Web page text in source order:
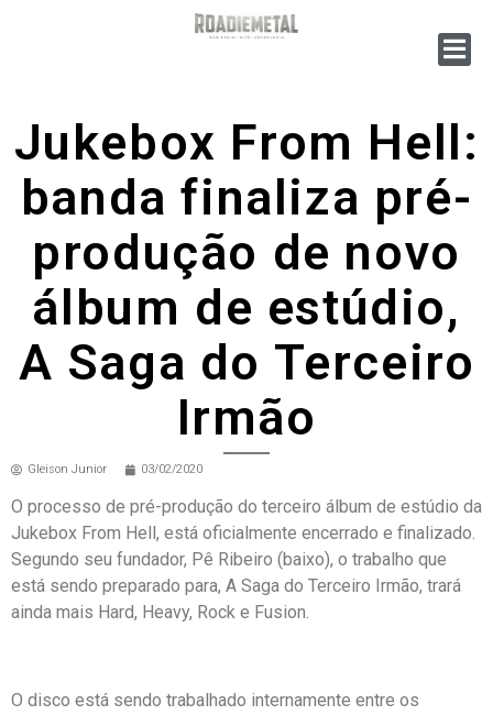
Jukebox From Hell:
banda finaliza pré-
produção de novo
álbum de estúdio,
A Saga do Terceiro
Irmão
Gleison Junior 03/02/2020
O processo de pré-produção do terceiro álbum de estúdio da
Jukebox From Hell, está oficialmente encerrado e finalizado.
Segundo seu fundador, Pê Ribeiro (baixo), o trabalho que
está sendo preparado para, A Saga do Terceiro Irmão, trará
ainda mais Hard, Heavy, Rock e Fusion.
O disco está sendo trabalhado internamente entre os